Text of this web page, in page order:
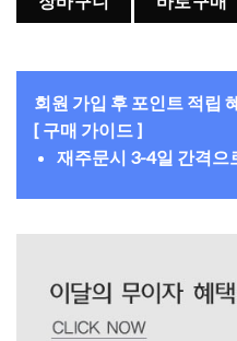
회원 가입 후 포인트 적립
[ 구매 가이드 ]
재주문시 3-4일 간격으